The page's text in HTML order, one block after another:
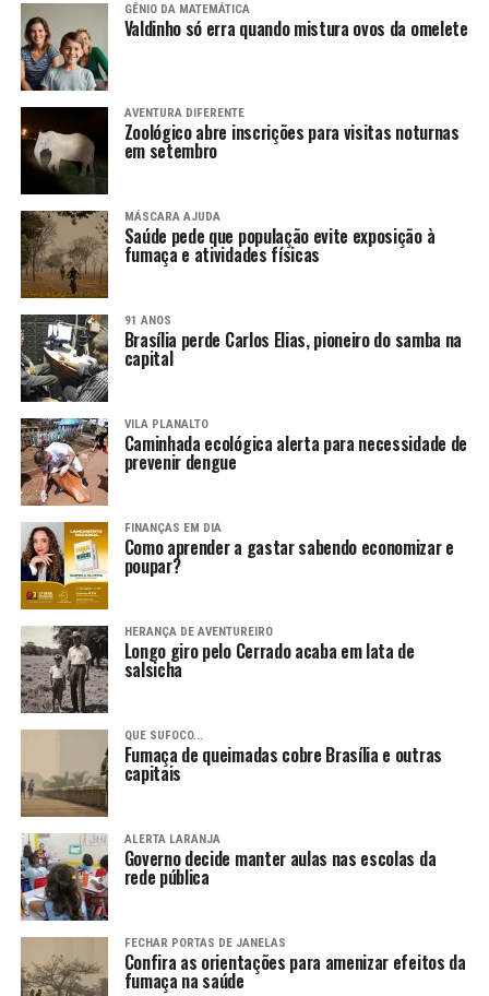
GÊNIO DA MATEMÁTICA
Valdinho só erra quando mistura ovos da omelete
AVENTURA DIFERENTE
Zoológico abre inscrições para visitas noturnas
em setembro
MÁSCARA AJUDA
Saúde pede que população evite exposição à
fumaça e atividades físicas
91 ANOS
Brasília perde Carlos Elias, pioneiro do samba na
capital
VILA PLANALTO
Caminhada ecológica alerta para necessidade de
prevenir dengue
FINANÇAS EM DIA
Como aprender a gastar sabendo economizar e
poupar?
HERANÇA DE AVENTUREIRO
Longo giro pelo Cerrado acaba em lata de
salsicha
QUE SUFOCO...
Fumaça de queimadas cobre Brasília e outras
capitais
ALERTA LARANJA
Governo decide manter aulas nas escolas da
rede pública
FECHAR PORTAS DE JANELAS
Confira as orientações para amenizar efeitos da
fumaça na saúde